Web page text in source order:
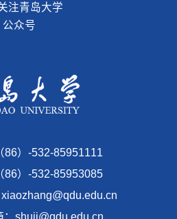
注青岛大学
公众号
86）-532-85951111
86）-532-85953085